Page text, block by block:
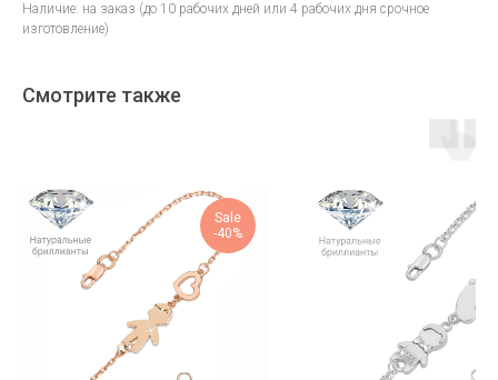
Наличие: на заказ (до 10 рабочих дней или 4 рабочих дня срочное
изготовление)
Смотрите также
Sale
-40%